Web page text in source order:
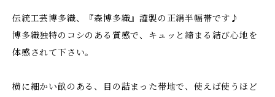
伝統工芸博多織、『森博多織』謹製の正絹半幅帯です♪
博多織独特のコシのある質感で、キュッと締まる結び心地を
体感されて下さい。
横に細かい畝のある、目の詰まった帯地で、使えば使うほど